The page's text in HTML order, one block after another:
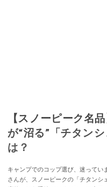
【スノーピーク名
が“沼る”「チタン
は？
キャンプでのコップ選び、迷ってい
さんが、スノーピークの「チタン